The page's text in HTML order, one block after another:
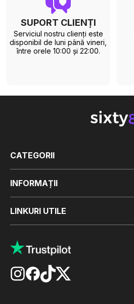
SUPORT CLIENȚI
Serviciul nostru clienți este
disponibil de luni până vineri,
între orele 10:00 și 22:00.
CATEGORII
INFORMAȚII
LINKURI UTILE